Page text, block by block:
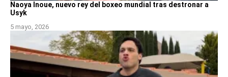
Naoya Inoue, nuevo rey del boxeo mundial tras destronar a
Usyk
5 mayo, 2026